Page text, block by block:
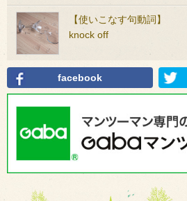
【使いこなす句動詞】
knock off
facebook